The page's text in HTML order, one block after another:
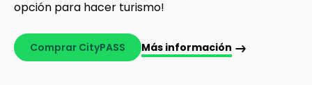
opción para hacer turismo!
Comprar CityPASS Más información